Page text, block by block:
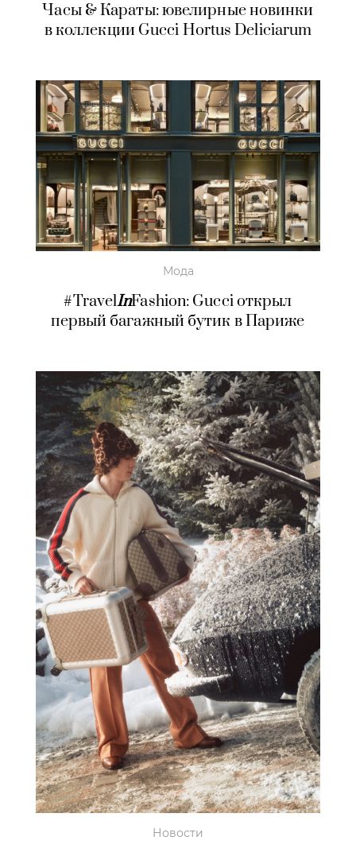
Часы & Караты: ювелирные новинки
в коллекции Gucci Hortus Deliciarum
Мода
#TravelInFashion: Gucci открыл
первый багажный бутик в Париже
Новости